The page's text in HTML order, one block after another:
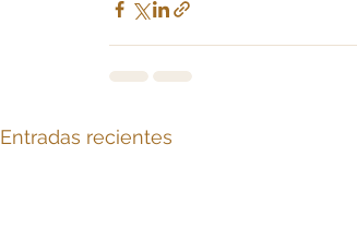
Entradas recientes